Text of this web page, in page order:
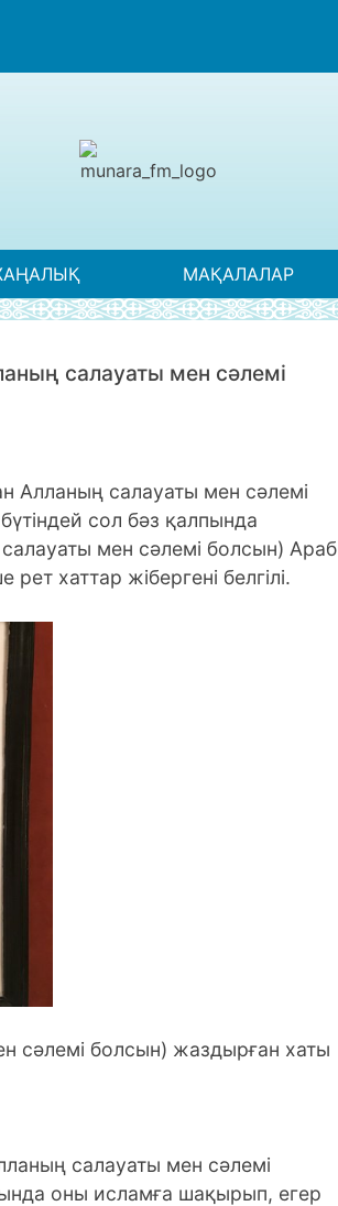
МАҚАЛАЛАР
салауаты мен сәлемі
Алланың салауаты мен сәлемі
сол бәз қалпында
мен сәлемі болсын) Араб
хаттар жібергені белгілі.
сәлемі болсын) жаздырған хаты
салауаты мен сәлемі
оны исламға шақырып, егер